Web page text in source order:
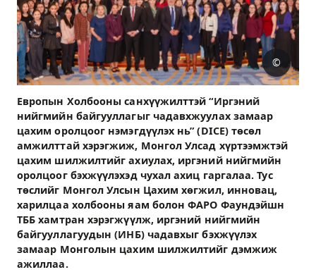
Европын Холбооны санхүүжилттэй “Иргэний
нийгмийн байгууллагыг чадавхжуулах замаар
цахим оролцоог нэмэгдүүлэх нь” (DICE) төсөл
амжилттай хэрэгжиж, Монгол Улсад хүртээмжтэй
цахим шилжилтийг ахиулах, иргэний нийгмийн
оролцоог бэхжүүлэхэд чухал ахиц гаргалаа. Тус
төслийг Монгол Улсын Цахим хөгжил, инновац,
харилцаа холбооны яам болон ФАРО Фаундэйшн
ТББ хамтран хэрэгжүүлж, иргэний нийгмийн
байгууллагуудын (ИНБ) чадавхыг бэхжүүлэх
замаар Монголын цахим шилжилтийг дэмжиж
ажиллаа.
©